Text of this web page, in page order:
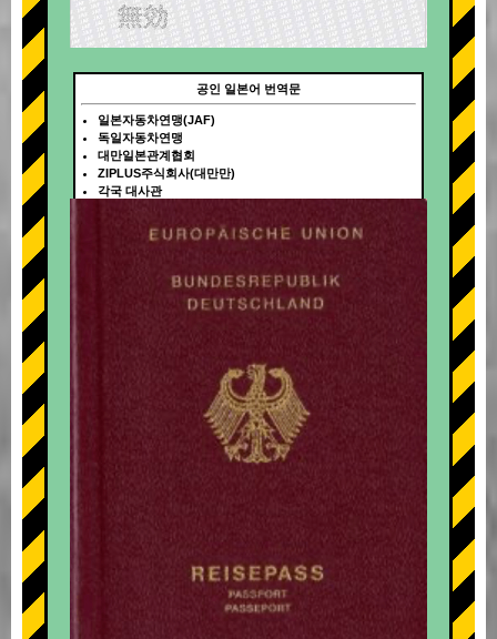
+
공인 일본어 번역문
일본자동차연맹(JAF)
독일자동차연맹
대만일본관계협회
ZIPLUS주식회사(대만만)
각국 대사관